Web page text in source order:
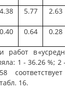
4.38 5.77 2.63
0.40 0.64 0.28
работ в
1 - 36.26 %;
16.